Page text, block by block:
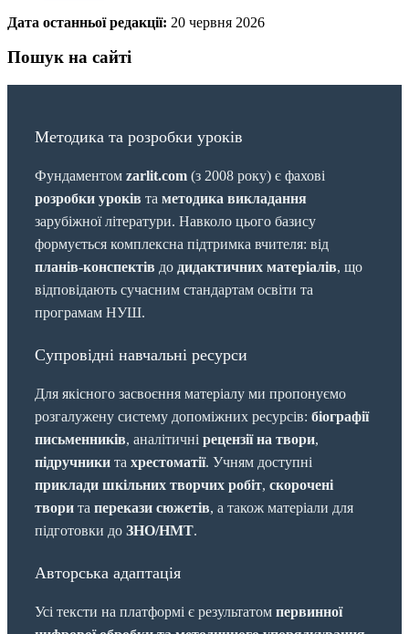
Дата останньої редакції: 20 червня 2026
Пошук на сайті
Методика та розробки уроків
Фундаментом zarlit.com (з 2008 року) є фахові
розробки уроків та методика викладання
зарубіжної літератури. Навколо цього базису
формується комплексна підтримка вчителя: від
планів-конспектів до дидактичних матеріалів, що
відповідають сучасним стандартам освіти та
програмам НУШ.
Супровідні навчальні ресурси
Для якісного засвоєння матеріалу ми пропонуємо
розгалужену систему допоміжних ресурсів: біографії
письменників, аналітичні рецензії на твори,
підручники та хрестоматії. Учням доступні
приклади шкільних творчих робіт, скорочені
твори та перекази сюжетів, а також матеріали для
підготовки до ЗНО/НМТ.
Авторська адаптація
Усі тексти на платформі є результатом первинної